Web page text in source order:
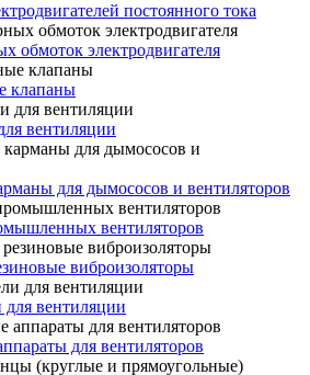
постоянного тока
обмоток электродвигателя
клапаны
вентиляции
для дымососов и вентиляторов
вентиляторов
виброизоляторы
вентиляции
для вентиляторов